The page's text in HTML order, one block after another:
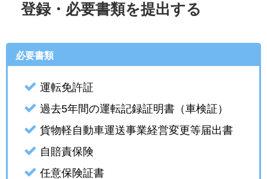
登録・必要書類を提出する
必要書類
運転免許証
過去5年間の運転記録証明書（車検証）
貨物軽自動車運送事業経営変更等届出書
自賠責保険
任意保険証書